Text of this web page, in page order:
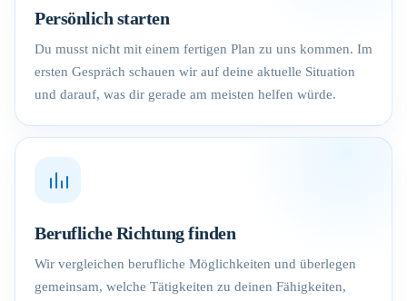
Persönlich starten
Du musst nicht mit einem fertigen Plan zu uns kommen. Im
ersten Gespräch schauen wir auf deine aktuelle Situation
und darauf, was dir gerade am meisten helfen würde.
Berufliche Richtung finden
Wir vergleichen berufliche Möglichkeiten und überlegen
gemeinsam, welche Tätigkeiten zu deinen Fähigkeiten,